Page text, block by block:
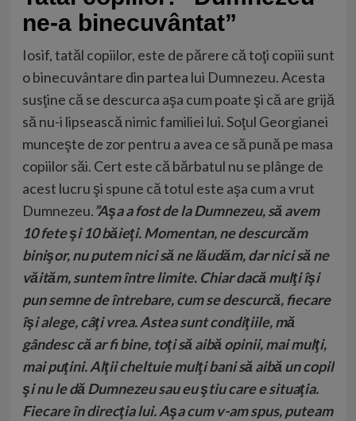
ne-a binecuvântat”
Iosif, tatăl copiilor, este de părere că toţi copiii sunt
o binecuvântare din partea lui Dumnezeu. Acesta
susţine că se descurca aşa cum poate şi că are grijă
să nu-i lipsească nimic familiei lui. Soţul Georgianei
munceşte de zor pentru a avea ce să pună pe masa
copiilor săi. Cert este că bărbatul nu se plânge de
acest lucru şi spune că totul este aşa cum a vrut
Dumnezeu.”Aşa a fost de la Dumnezeu, să avem
10 fete şi 10 băieţi. Momentan, ne descurcăm
binişor, nu putem nici să ne lăudăm, dar nici să ne
văităm, suntem între limite. Chiar dacă mulţi îşi
pun semne de întrebare, cum se descurcă, fiecare
îşi alege, câţi vrea. Astea sunt condiţiile, mă
gândesc că ar fi bine, toţi să aibă opinii, mai mulţi,
mai puţini. Alţii cheltuie mulţi bani să aibă un copil
şi nu le dă Dumnezeu sau eu ştiu care e situaţia.
Fiecare în direcţia lui. Aşa cum v-am spus, puteam